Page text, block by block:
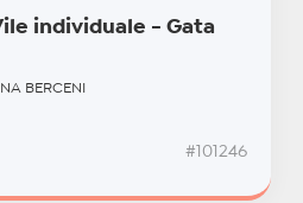
individuale - Gata
BERCENI
#101246